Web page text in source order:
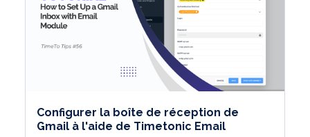
Configurer la boîte de réception de
Gmail à l'aide de Timetonic Email